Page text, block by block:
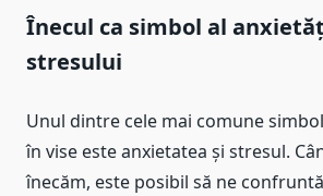
Înecul ca simbol al
stresului
Unul dintre cele mai comune
în vise este anxietatea și stresul.
înecăm, este posibil să ne